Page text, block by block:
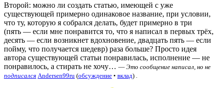
Второй: можно ли создать статью, имеющей с уже
существующей примерно одинаковое название, при условии,
что ту, которую я собрался делать, будет примерно в три
(пять — если мне понравится то, что я написал в первых трёх,
десять — если возникнет вдохновение, двадцать пять — если
пойму, что получается шедевр) раза больше? Просто идея
автора существующей статьи понравилась, исполнение — не
понравилось, а стирать не хочу… — Это сообщение написал, но не
подписался Andersen99ru (обсуждение • вклад) .